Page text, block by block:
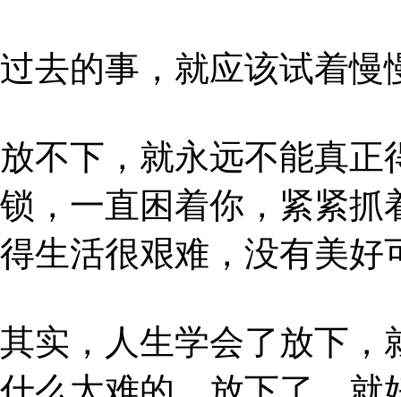
过去的事，就应该试着慢
放不下，就永远不能真
锁，一直困着你，紧紧抓
得生活很艰难，没有美好
其实，人生学会了放下，